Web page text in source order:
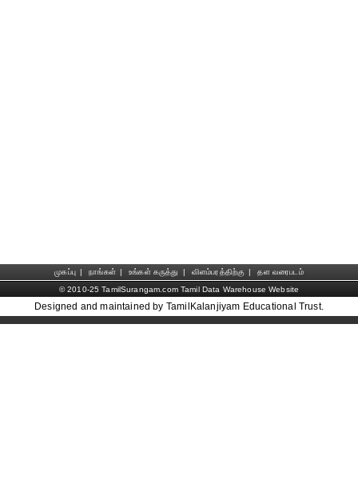
முகப்பு | நாங்கள் | உங்கள் கருத்து | விளம்பரத்திற்கு |
தள வரைபடம்
© 2010-25 TamilSurangam.com Tamil Data Warehouse Website
Designed and maintained by TamilKalanjiyam Educational Trust.